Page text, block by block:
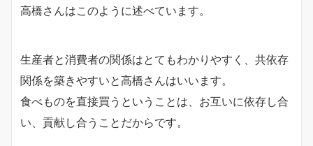
高橋さんはこのように述べています。
生産者と消費者の関係はとてもわかりやすく、共依存
関係を築きやすいと高橋さんはいいます。
食べものを直接買うということは、お互いに依存し合
い、貢献し合うことだからです。